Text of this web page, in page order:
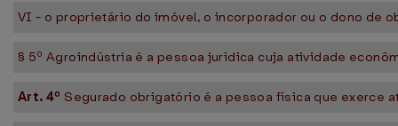
VI - o proprietário do imóvel, o incorporador ou o dono de
§ 5º Agroindústria é a pessoa jurídica cuja atividade
Art. 4º Segurado obrigatório é a pessoa física que exerce